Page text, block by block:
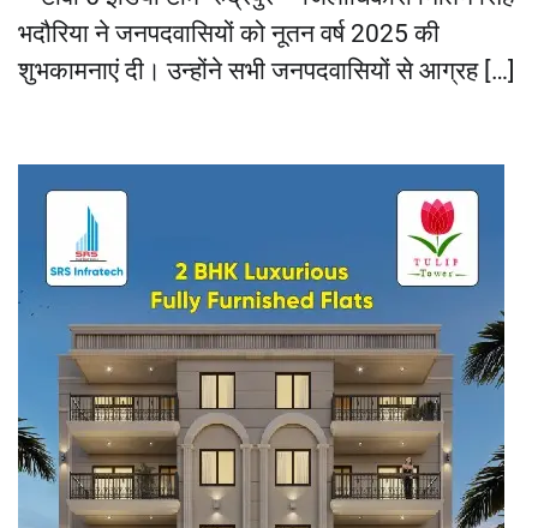
भदौरिया ने जनपदवासियों को नूतन वर्ष 2025 की
शुभकामनाएं दी। उन्होंने सभी जनपदवासियों से आग्रह […]